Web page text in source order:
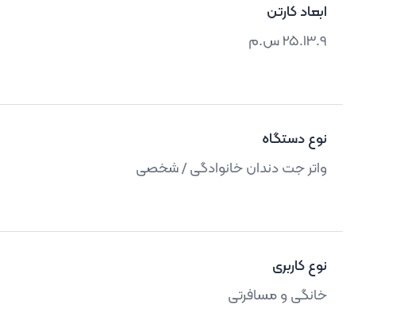
ابعاد کارتن
25.13.9 س.م
نوع دستگاه
واتر جت دندان خانوادگی / شخصی
نوع کاربری
خانگی و مسافرتی